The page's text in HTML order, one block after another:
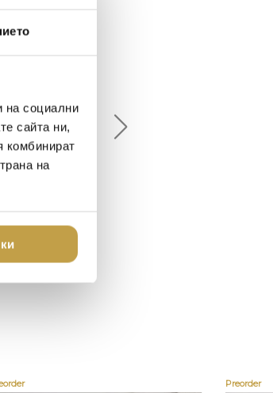
на социални
сайта ни,
комбинират
на
града
и
Хареса ми
Preorder